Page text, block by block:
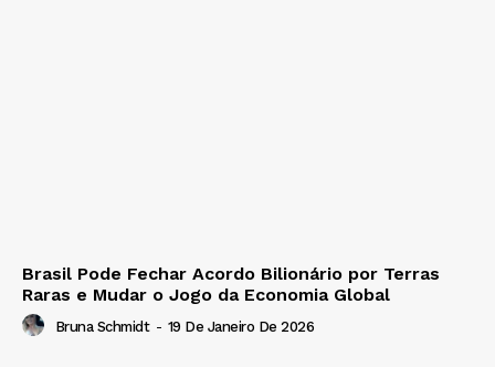
Brasil Pode Fechar Acordo Bilionário por Terras
Raras e Mudar o Jogo da Economia Global
Bruna Schmidt - 19 De Janeiro De 2026